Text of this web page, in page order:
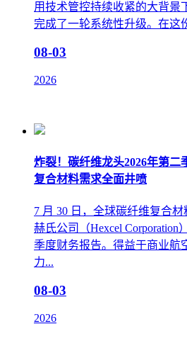
用技术管控持续收紧的大背景
完成了一轮系统性升级。在这
08-03
2026
炸裂！碳纤维龙头2026年第二
复合材料需求全面井喷
7 月 30 日，全球碳纤维复合
赫氏公司（Hexcel Corporation
季度财务报告。得益于商业航
力...
08-03
2026